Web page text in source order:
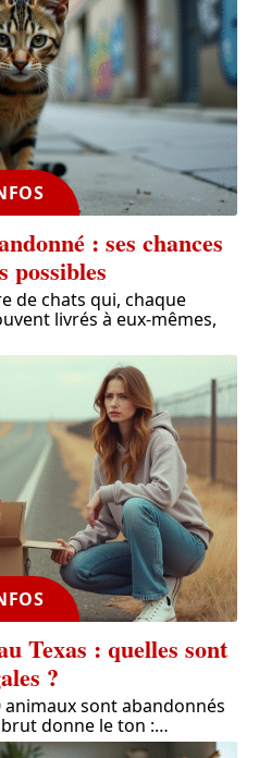
: ses chances
possibles
de chats qui, chaque
livrés à eux-mêmes,
Texas : quelles sont
?
animaux sont abandonnés
donne le ton :…